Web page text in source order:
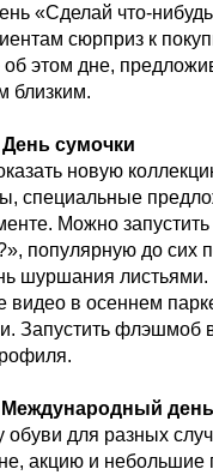
«Сделай что-
сюрприз к
об этом дне,
близким.
День сумочки
новую
специальные
Можно запустить
популярную до сих
шуршания
видео в осеннем
Запустить флэшмоб
Международный
обуви для разных
акцию и небольшие